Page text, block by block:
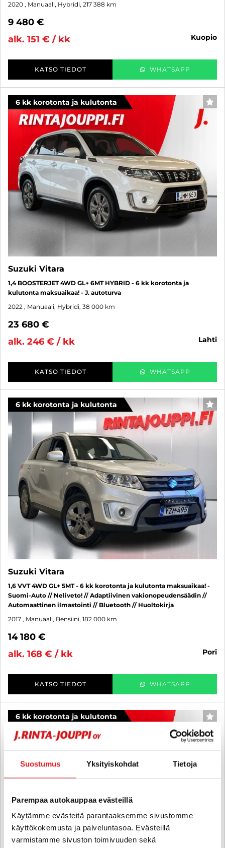
Suostumus Yksityiskohdat Tietoja
Parempaa autokauppaa evästeillä
Käytämme evästeitä parantaaksemme sivustomme
käyttökokemusta ja palveluntasoa. Evästeillä
varmistamme sivuston toimivuuden sekä
2020 , Manuaali, Hybridi, 217 388 km
9 480 €
alk. 151 € / kk
kuopio
KATSO TIEDOT WHATSAPP
6 kk korotonta ja kulutonta
Suzuki Vitara
1,4 BOOSTERJET 4WD GL+ 6MT HYBRID - 6 kk korotonta ja
kulutonta maksuaikaa! - J. autoturva
2022 , Manuaali, Hybridi, 38 000 km
23 680 €
alk. 246 € / kk
lahti
KATSO TIEDOT WHATSAPP
6 kk korotonta ja kulutonta
Suzuki Vitara
1,6 VVT 4WD GL+ 5MT - 6 kk korotonta ja kulutonta maksuaikaa! -
Suomi-Auto // Neliveto! // Adaptiivinen vakionopeudensäädin //
Automaattinen ilmastointi // Bluetooth // Huoltokirja
2017 , Manuaali, Bensiini, 182 000 km
14 180 €
alk. 168 € / kk
pori
KATSO TIEDOT WHATSAPP
6 kk korotonta ja kulutonta